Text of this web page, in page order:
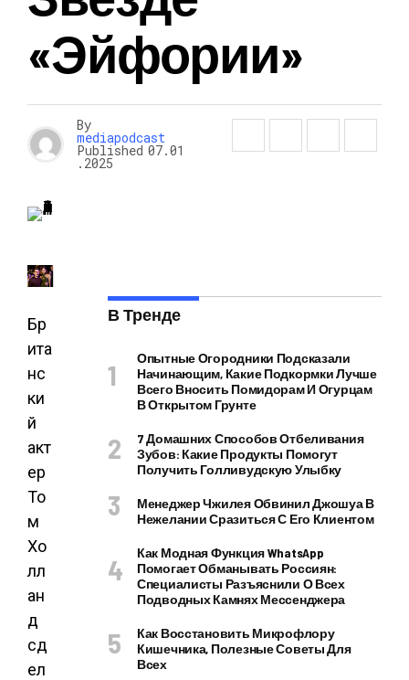
«Эйфории»
By
mediapodcast
Published 07.01
.2025
Бр
ита
нс
ки
й
акт
ер
То
м
Хо
лл
ан
д
сд
ел
В Тренде
Опытные Огородники Подсказали
Начинающим, Какие Подкормки Лучше
Всего Вносить Помидорам И Огурцам
В Открытом Грунте
7 Домашних Способов Отбеливания
Зубов: Какие Продукты Помогут
Получить Голливудскую Улыбку
Менеджер Чжилея Обвинил Джошуа В
Нежелании Сразиться С Его Клиентом
Как Модная Функция WhatsApp
Помогает Обманывать Россиян:
Специалисты Разъяснили О Всех
Подводных Камнях Мессенджера
Как Восстановить Микрофлору
Кишечника, Полезные Советы Для
Всех